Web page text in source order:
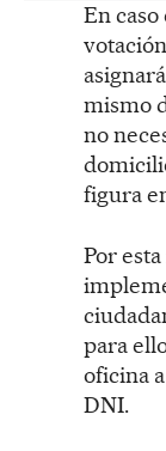
En
mismo
no
figura
Por
para
oficina
DNI.